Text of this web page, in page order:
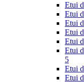
Etui
Etui
Etui
Etui
Etui
Etui
5
Etui
Etui